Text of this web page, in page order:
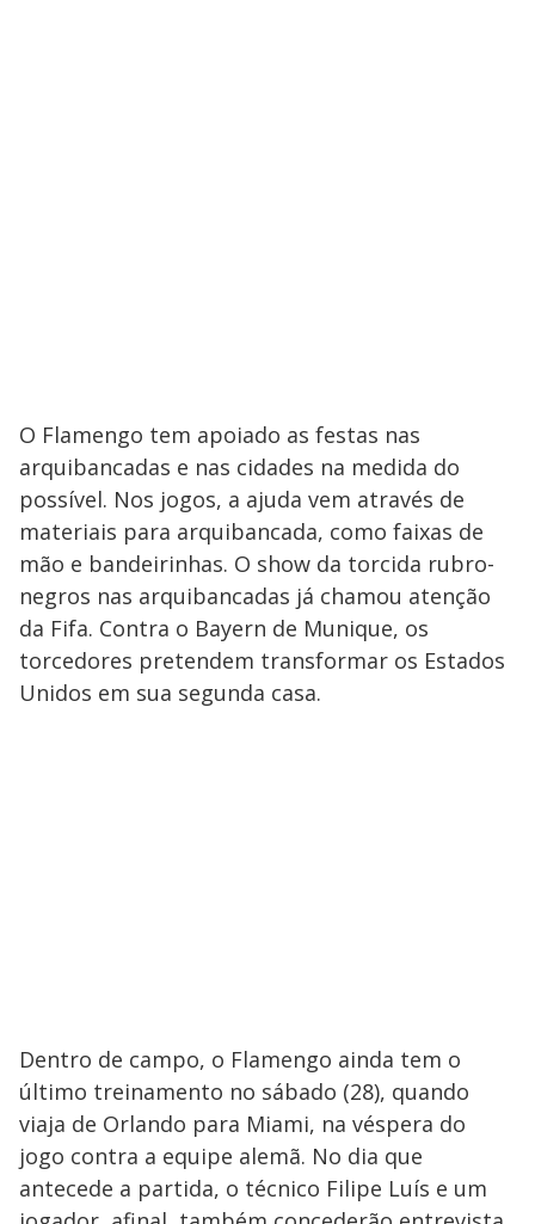
O Flamengo tem apoiado as festas nas
arquibancadas e nas cidades na medida do
possível. Nos jogos, a ajuda vem através de
materiais para arquibancada, como faixas de
mão e bandeirinhas. O show da torcida rubro-
negros nas arquibancadas já chamou atenção
da Fifa. Contra o Bayern de Munique, os
torcedores pretendem transformar os Estados
Unidos em sua segunda casa.
Dentro de campo, o Flamengo ainda tem o
último treinamento no sábado (28), quando
viaja de Orlando para Miami, na véspera do
jogo contra a equipe alemã. No dia que
antecede a partida, o técnico Filipe Luís e um